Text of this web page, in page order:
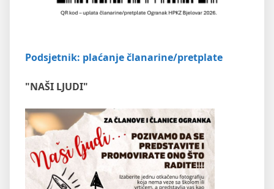
Podsjetnik: plaćanje članarine/pretplate
"NAŠI LJUDI"